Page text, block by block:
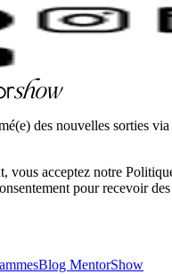
des nouvelles sorties
vous acceptez notre
pour recevoir
Blog MentorShow